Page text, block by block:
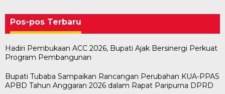
Pos-pos Terbaru
Hadiri Pembukaan ACC 2026, Bupati Ajak Bersinergi Perkuat
Program Pembangunan
Bupati Tubaba Sampaikan Rancangan Perubahan KUA-PPAS
APBD Tahun Anggaran 2026 dalam Rapat Paripurna DPRD